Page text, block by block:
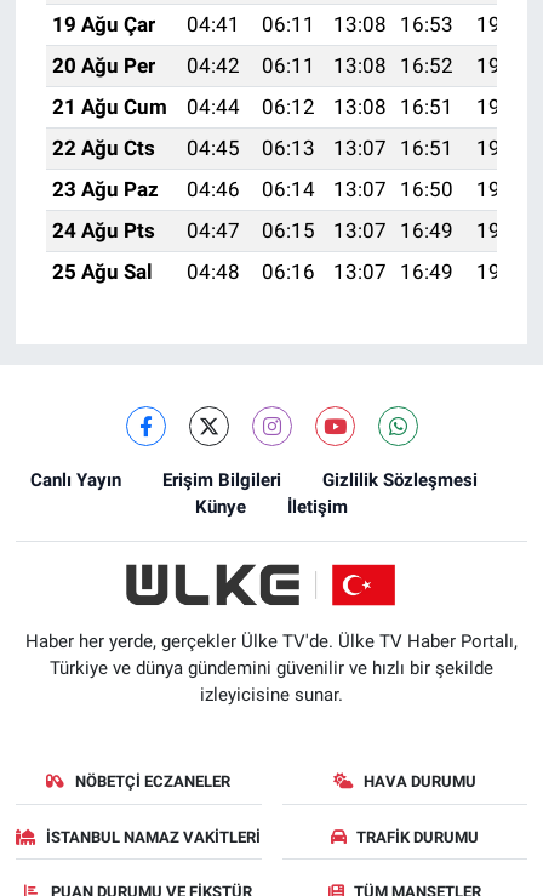
19 Ağu Çar
04:41 06:11 13:08 16:53
19:56
20 Ağu Per
04:42 06:11 13:08 16:52
19:54
21 Ağu Cum
04:44 06:12 13:08 16:51
19:53
22 Ağu Cts
04:45 06:13 13:07 16:51
19:52
23 Ağu Paz
04:46 06:14 13:07 16:50
19:50
24 Ağu Pts
04:47 06:15 13:07 16:49
19:49
25 Ağu Sal
04:48 06:16 13:07 16:49 19:47
Canlı Yayın Erişim Bilgileri
Gizlilik Sözleşmesi
Künye
İletişim
Haber her yerde, gerçekler Ülke TV'de. Ülke TV Haber Portalı,
Türkiye ve dünya gündemini güvenilir ve hızlı bir şekilde
izleyicisine sunar.
NÖBETÇI ECZANELER HAVA DURUMU
İSTANBUL NAMAZ VAKITLERI TRAFIK DURUMU
PUAN DURUMU VE FIKSTÜR TÜM MANŞETLER